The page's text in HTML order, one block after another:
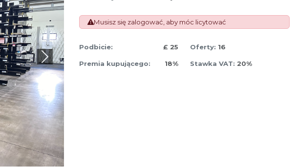
Next
Musisz się zalogować, aby móc licytować
Podbicie: £ 25 Oferty: 16
Premia kupującego: 18% Stawka VAT:20%